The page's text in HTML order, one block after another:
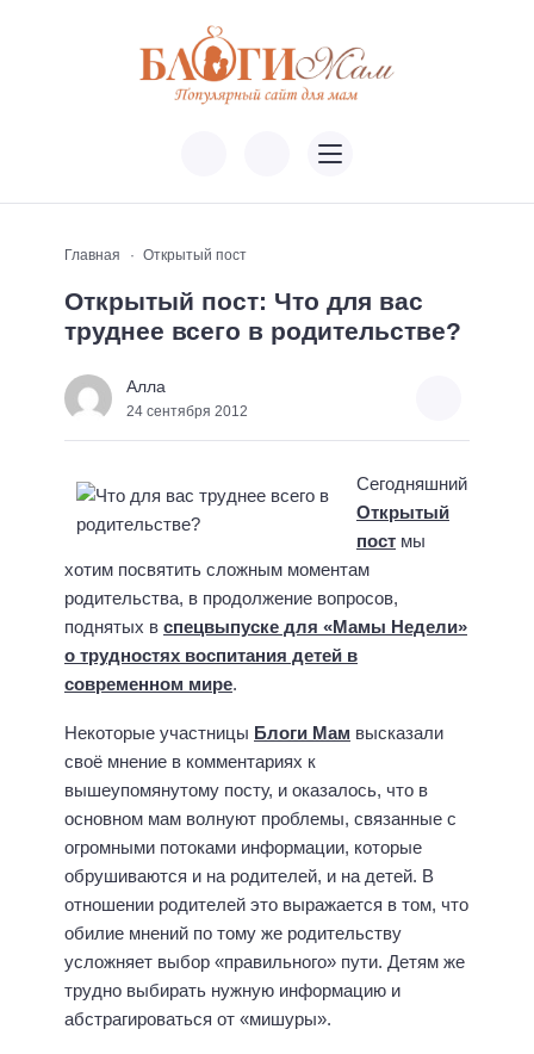
Главная Открытый пост
Открытый пост: Что для вас
труднее всего в родительстве?
Алла
24 сентября 2012
Сегодняшний
Открытый
пост мы
хотим посвятить сложным моментам
родительства, в продолжение вопросов,
поднятых в спецвыпуске для «Мамы Недели»
о трудностях воспитания детей в
современном мире.
Некоторые участницы Блоги Мам высказали
своё мнение в комментариях к
вышеупомянутому посту, и оказалось, что в
основном мам волнуют проблемы, связанные с
огромными потоками информации, которые
обрушиваются и на родителей, и на детей. В
отношении родителей это выражается в том, что
обилие мнений по тому же родительству
усложняет выбор «правильного» пути. Детям же
трудно выбирать нужную информацию и
абстрагироваться от «мишуры».